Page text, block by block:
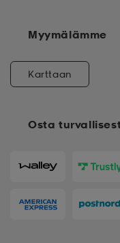
Osta
Myymälämme
Karttaan